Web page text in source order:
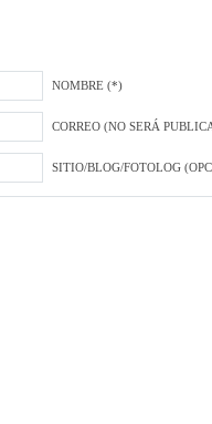
NOMBRE (*)
CORREO (NO SERÁ
SITIO/BLOG/FOTOLOG